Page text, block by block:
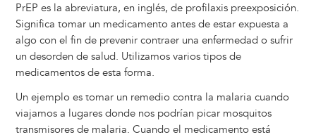
PrEP es la abreviatura, en inglés, de profilaxis preexposición.
Significa tomar un medicamento antes de estar expuesta a
algo con el fin de prevenir contraer una enfermedad o sufrir
un desorden de salud. Utilizamos varios tipos de
medicamentos de esta forma.
Un ejemplo es tomar un remedio contra la malaria cuando
viajamos a lugares donde nos podrían picar mosquitos
transmisores de malaria. Cuando el medicamento está